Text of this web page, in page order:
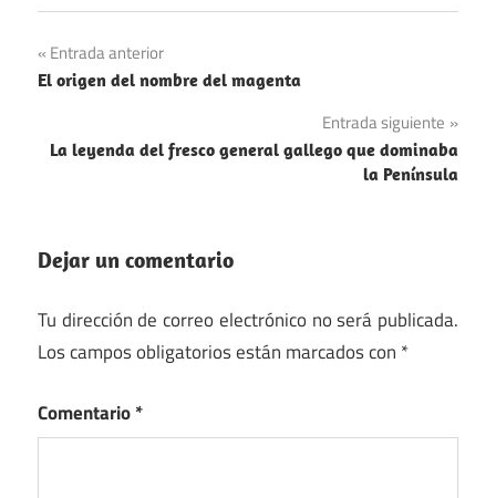
inventos
Navegación
de
entradas
Entrada anterior
El origen del nombre del magenta
Entrada siguiente
La leyenda del fresco general gallego que dominaba
la Península
Dejar un comentario
Tu dirección de correo electrónico no será publicada.
Los campos obligatorios están marcados con *
Comentario*